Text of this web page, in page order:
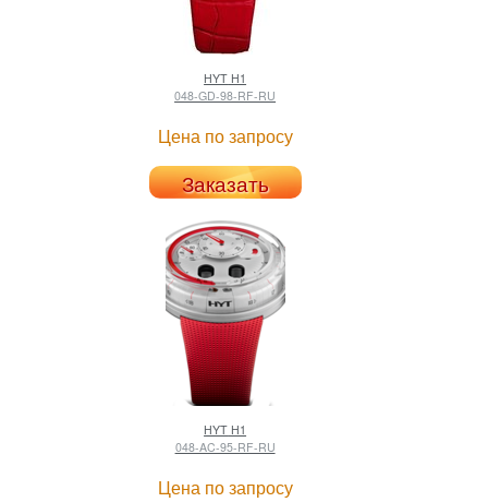
HYT H1
048-GD-98-RF-RU
Цена по запросу
Заказать
HYT H1
048-AC-95-RF-RU
Цена по запросу